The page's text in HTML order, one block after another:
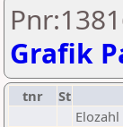
Grafik
tnr St